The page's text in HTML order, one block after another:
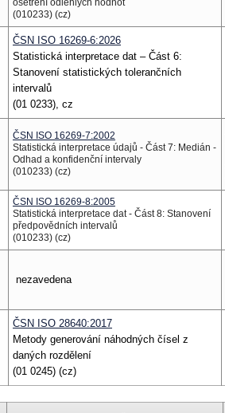
ošetření odlehlých hodnot
(010233) (cz)
ČSN ISO 16269-6:2026
Statistická interpretace dat – Část 6:
Stanovení statistických tolerančních
intervalů
(01 0233), cz
ČSN ISO 16269-7:2002
Statistická interpretace údajů - Část 7: Medián -
Odhad a konfidenční intervaly
(010233) (cz)
ČSN ISO 16269-8:2005
Statistická interpretace dat - Část 8: Stanovení
předpovědních intervalů
(010233) (cz)
nezavedena
ČSN ISO 28640:2017
Metody generování náhodných čísel z
daných rozdělení
(01 0245) (cz)